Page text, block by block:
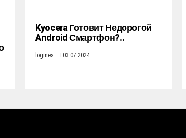
Kyocera Готовит Недорогой
Android Смартфон?..
logines 03.07.2024